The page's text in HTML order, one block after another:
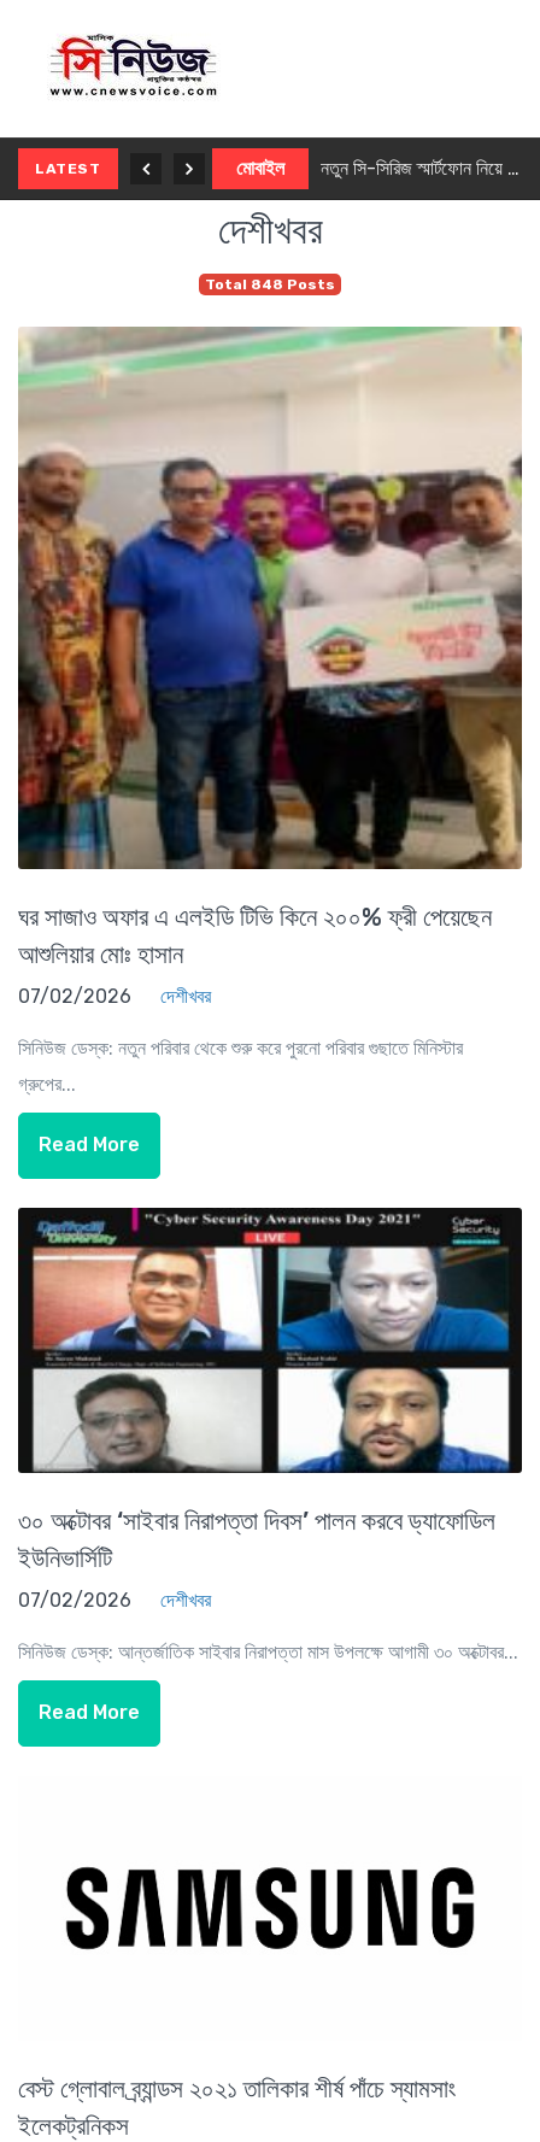
LATEST মোবাইল নতুন সি-সিরিজ স্মার্টফোন নিয়ে আসছে রিয়েলমি
দেশীখবর
Total 848 Posts
ঘর সাজাও অফার এ এলইডি টিভি কিনে ২০০% ফ্রী পেয়েছেন
আশুলিয়ার মোঃ হাসান
07/02/2026 দেশীখবর
সিনিউজ ডেস্ক: নতুন পরিবার থেকে শুরু করে পুরনো পরিবার গুছাতে মিনিস্টার
গ্রুপের...
Read More
৩০ অক্টোবর ‘সাইবার নিরাপত্তা দিবস’ পালন করবে ড্যাফোডিল
ইউনিভার্সিটি
07/02/2026 দেশীখবর
সিনিউজ ডেস্ক: আন্তর্জাতিক সাইবার নিরাপত্তা মাস উপলক্ষে আগামী ৩০ অক্টোবর...
Read More
বেস্ট গ্লোবাল ব্র্যান্ডস ২০২১ তালিকার শীর্ষ পাঁচে স্যামসাং
ইলেকট্রনিকস